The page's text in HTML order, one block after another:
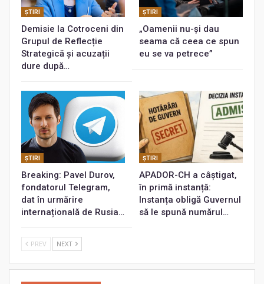
ŞTIRI
Demisie la Cotroceni din
Grupul de Reflecție
Strategică și acuzații
dure după…
ŞTIRI
„Oamenii nu-și dau
seama că ceea ce spun
eu se va petrece”
ŞTIRI
Breaking: Pavel Durov,
fondatorul Telegram,
dat în urmărire
internațională de Rusia…
ŞTIRI
APADOR-CH a câștigat,
în primă instanță:
Instanța obligă Guvernul
să le spună numărul…
PREV NEXT